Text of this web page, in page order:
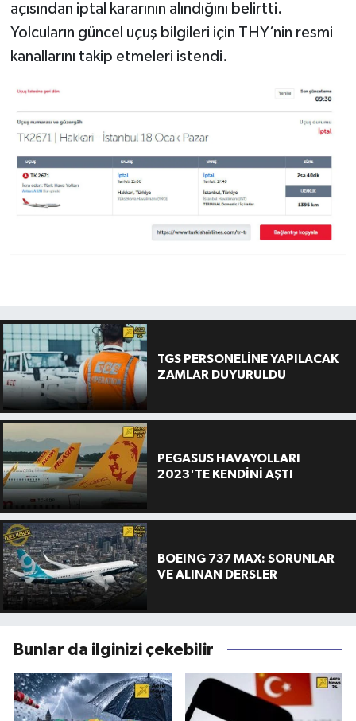
açısından iptal kararının alındığını belirtti.
Yolcuların güncel uçuş bilgileri için THY’nin resmi
kanallarını takip etmeleri istendi.
TGS PERSONELİNE YAPILACAK
ZAMLAR DUYURULDU
PEGASUS HAVAYOLLARI
2023'TE KENDİNİ AŞTI
BOEING 737 MAX: SORUNLAR
VE ALINAN DERSLER
Bunlar da ilginizi çekebilir